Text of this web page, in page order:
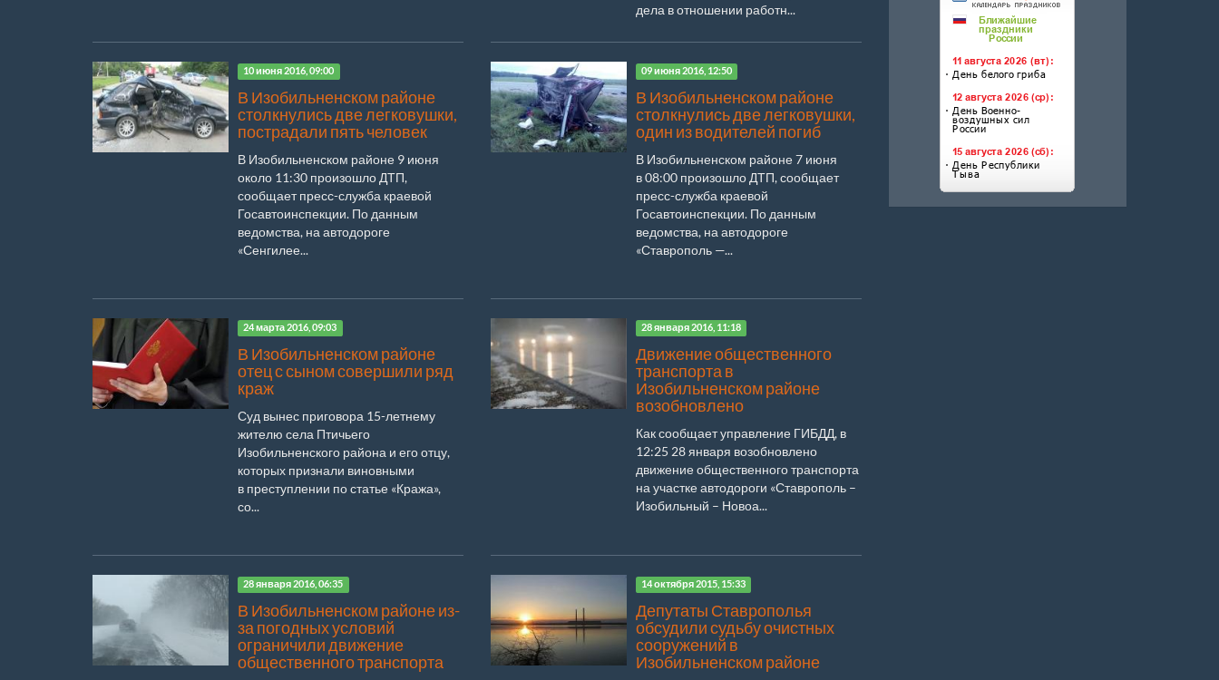
дела в отношении работн...
10 июня 2016, 09:00
В Изобильненском районе
столкнулись две легковушки,
пострадали пять человек
В Изобильненском районе 9 июня
около 11:30 произошло ДТП,
сообщает пресс-служба краевой
Госавтоинспекции. По данным
ведомства, на автодороге
«Сенгилее...
09 июня 2016, 12:50
В Изобильненском районе
столкнулись две легковушки,
один из водителей погиб
В Изобильненском районе 7 июня
в 08:00 произошло ДТП, сообщает
пресс-служба краевой
Госавтоинспекции. По данным
ведомства, на автодороге
«Ставрополь —...
24 марта 2016, 09:03
В Изобильненском районе
отец с сыном совершили ряд
краж
Суд вынес приговора 15-летнему
жителю села Птичьего
Изобильненского района и его отцу,
которых признали виновными
в преступлении по статье «Кража»,
со...
28 января 2016, 11:18
Движение общественного
транспорта в
Изобильненском районе
возобновлено
Как сообщает управление ГИБДД, в
12:25 28 января возобновлено
движение общественного транспорта
на участке автодороги «Ставрополь –
Изобильный – Новоа...
28 января 2016, 06:35
В Изобильненском районе из-
за погодных условий
ограничили движение
общественного транспорта
14 октября 2015, 15:33
Депутаты Ставрополья
обсудили судьбу очистных
сооружений в
Изобильненском районе